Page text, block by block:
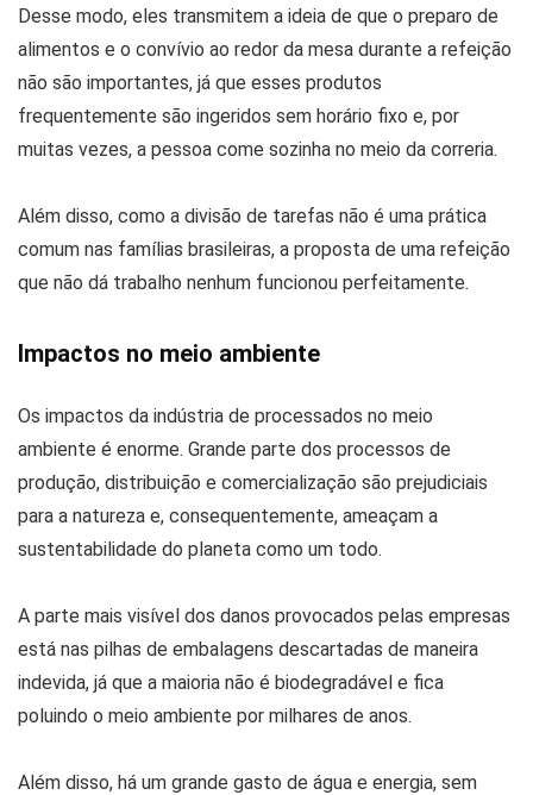
Desse modo, eles transmitem a ideia de que o preparo de
alimentos e o convívio ao redor da mesa durante a refeição
não são importantes, já que esses produtos
frequentemente são ingeridos sem horário fixo e, por
muitas vezes, a pessoa come sozinha no meio da correria.
Além disso, como a divisão de tarefas não é uma prática
comum nas famílias brasileiras, a proposta de uma refeição
que não dá trabalho nenhum funcionou perfeitamente.
Impactos no meio ambiente
Os impactos da indústria de processados no meio
ambiente é enorme. Grande parte dos processos de
produção, distribuição e comercialização são prejudiciais
para a natureza e, consequentemente, ameaçam a
sustentabilidade do planeta como um todo.
A parte mais visível dos danos provocados pelas empresas
está nas pilhas de embalagens descartadas de maneira
indevida, já que a maioria não é biodegradável e fica
poluindo o meio ambiente por milhares de anos.
Além disso, há um grande gasto de água e energia, sem